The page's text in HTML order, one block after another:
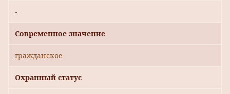
-
Современное значение
гражданское
Охранный статус